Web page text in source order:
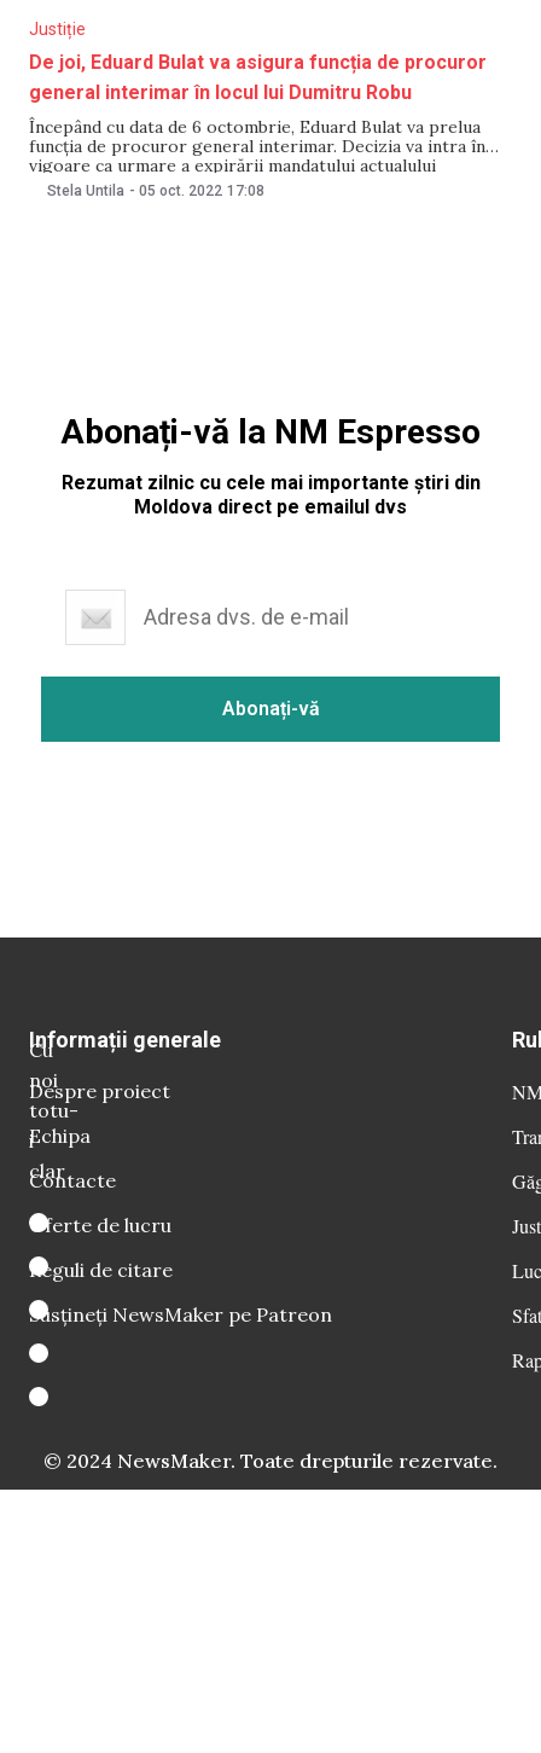
Justiție
De joi, Eduard Bulat va asigura funcția de procuror
general interimar în locul lui Dumitru Robu
Începând cu data de 6 octombrie, Eduard Bulat va prelua
funcția de procuror general interimar. Decizia va intra în
vigoare ca urmare a expirării mandatului actualului
procuror general interimar, Dumitru Robu și până când
Stela Untila - 05 oct. 2022 17:08
Abonați-vă la NM Espresso
Rezumat zilnic cu cele mai importante știri din
Moldova direct pe emailul dvs
Cu
noi
totu-
i
clar
Informații generale
Despre proiect
Echipa
Contacte
Oferte de lucru
Reguli de citare
Susțineți NewsMaker pe Patreon
© 2024 NewsMaker. Toate drepturile rezervate.